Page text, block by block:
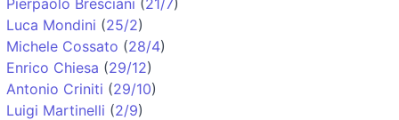
Luca Mondini (25/2)
Michele Cossato (28/4)
Enrico Chiesa (29/12)
Antonio Criniti (29/10)
Luigi Martinelli (2/9)